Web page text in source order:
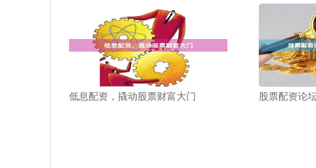
低息配资，撬动股票财富大门 股票配资论